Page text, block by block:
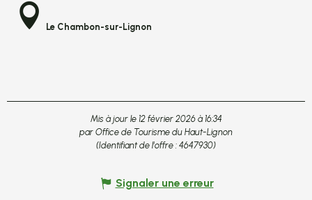
Le Chambon-sur-Lignon
Mis à jour le 12 février 2026 à 16:34
par Office de Tourisme du Haut-Lignon
(Identifiant de l'offre : 4647930)
Signaler une erreur